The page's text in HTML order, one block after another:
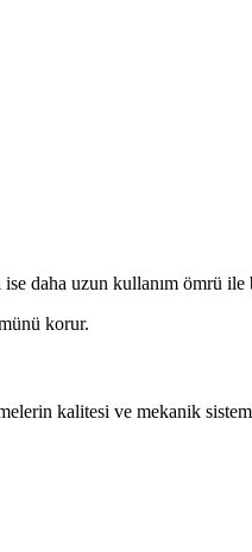
daha uzun kullanım ömrü ile
korur.
kalitesi ve mekanik